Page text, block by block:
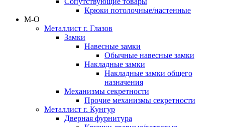
Крюки потолочные/настенные
М-О
Металлист г. Глазов
Замки
Навесные замки
Обычные навесные замки
Накладные замки
Накладные замки общего
назначения
Механизмы секретности
Прочие механизмы секретности
Металлист г. Кунгур
Дверная фурнитура